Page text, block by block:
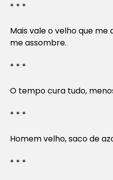
* * *
Mais vale o velho que me
me assombre.
* * *
O tempo cura tudo,
* * *
Homem velho, saco de
* * *